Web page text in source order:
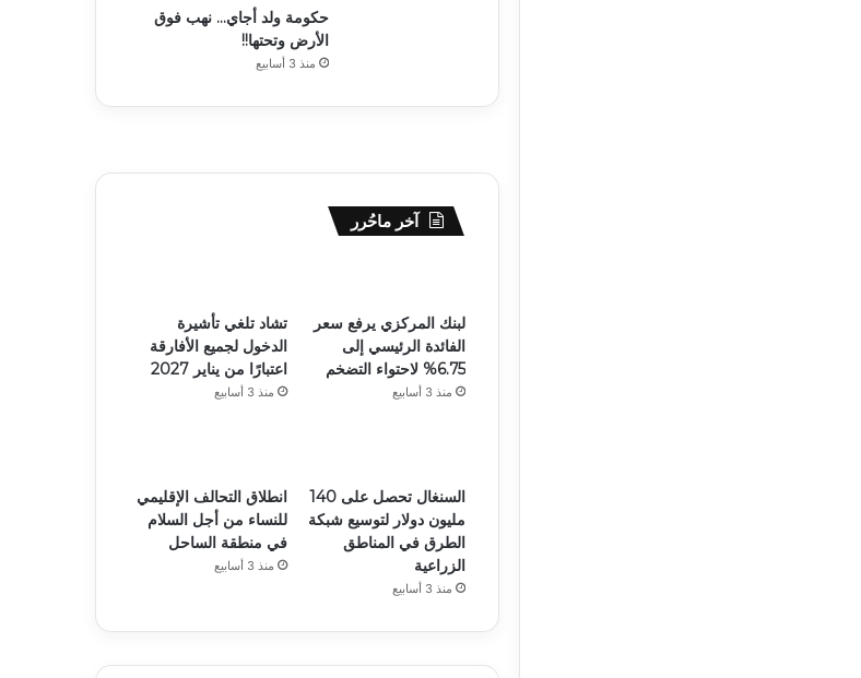
حكومة ولد أجاي… نهب فوق
الأرض وتحتها!!
منذ 3 أسابيع
آخر ماحُرر
لبنك المركزي يرفع سعر
الفائدة الرئيسي إلى
6.75% لاحتواء التضخم
منذ 3 أسابيع
تشاد تلغي تأشيرة
الدخول لجميع الأفارقة
اعتبارًا من يناير 2027
منذ 3 أسابيع
السنغال تحصل على 140
مليون دولار لتوسيع شبكة
الطرق في المناطق
الزراعية
منذ 3 أسابيع
انطلاق التحالف الإقليمي
للنساء من أجل السلام
في منطقة الساحل
منذ 3 أسابيع